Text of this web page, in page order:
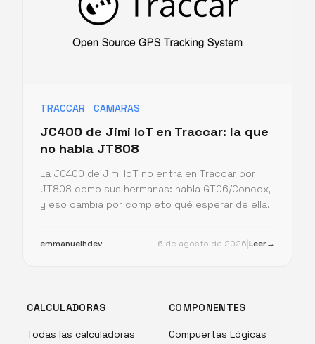
TRACCAR CAMARAS
JC400 de Jimi IoT en Traccar: la que
no habla JT808
La JC400 de Jimi IoT no entra en Traccar por
JT808 como sus hermanas: habla GT06/Concox,
y eso cambia por completo qué esperar de ella.
emmanuelhdev 6 de agosto de 2026 Leer→
CALCULADORAS
Todas las calculadoras
COMPONENTES
Compuertas Lógicas